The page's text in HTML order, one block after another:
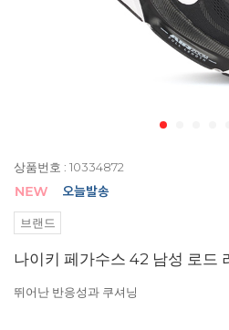
상품번호 : 10334872
브랜드
나이키 페가수스 42 남성 로드
뛰어난 반응성과 쿠셔닝